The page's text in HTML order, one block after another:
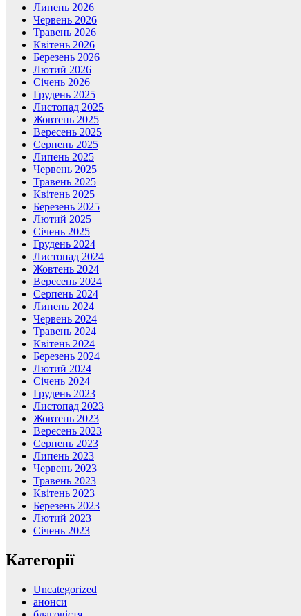
Липень 2026
Червень 2026
Травень 2026
Квітень 2026
Березень 2026
Лютий 2026
Січень 2026
Грудень 2025
Листопад 2025
Жовтень 2025
Вересень 2025
Серпень 2025
Липень 2025
Червень 2025
Травень 2025
Квітень 2025
Березень 2025
Лютий 2025
Січень 2025
Грудень 2024
Листопад 2024
Жовтень 2024
Вересень 2024
Серпень 2024
Липень 2024
Червень 2024
Травень 2024
Квітень 2024
Березень 2024
Лютий 2024
Січень 2024
Грудень 2023
Листопад 2023
Жовтень 2023
Вересень 2023
Серпень 2023
Липень 2023
Червень 2023
Травень 2023
Квітень 2023
Березень 2023
Лютий 2023
Січень 2023
Категорії
Uncategorized
анонси